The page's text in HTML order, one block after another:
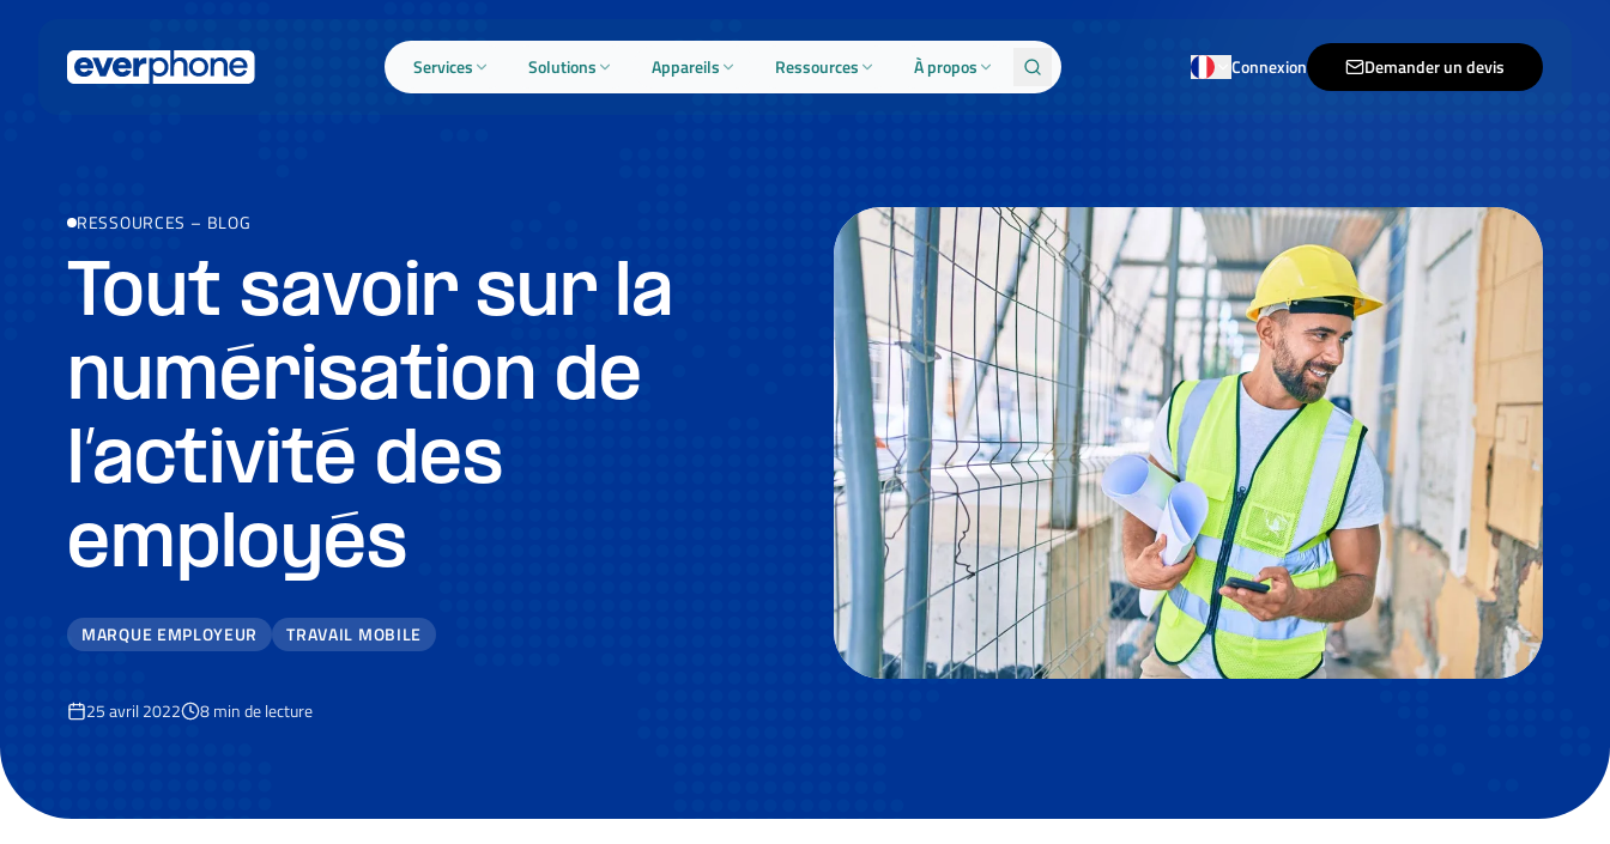
Services Solutions Appareils Ressources À propos Connexion Demander un devis
RESSOURCES – BLOG
Tout savoir sur la
numérisation de
l’activité des
employés
MARQUE EMPLOYEUR TRAVAIL MOBILE
25 avril 2022 8min de lecture